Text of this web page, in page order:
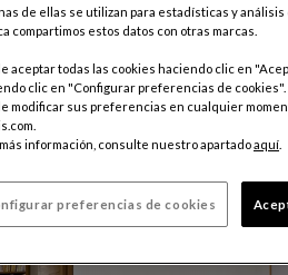
de ellas se utilizan para estadísticas y
compartimos estos datos con otras marcas.
aceptar todas las cookies haciendo clic en
clic en "Configurar preferencias de cookies".
modificar sus preferencias en cualquier
información, consulte nuestro apartadoaquí
preferencias de cookies